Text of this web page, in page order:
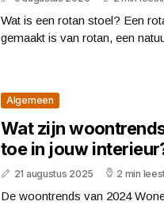
Wat is een rotan stoel? Een
gemaakt is van rotan, een
Algemeen
Wat zijn
toe in jouw
21 augustus 2025 2 min
De woontrends van 2024